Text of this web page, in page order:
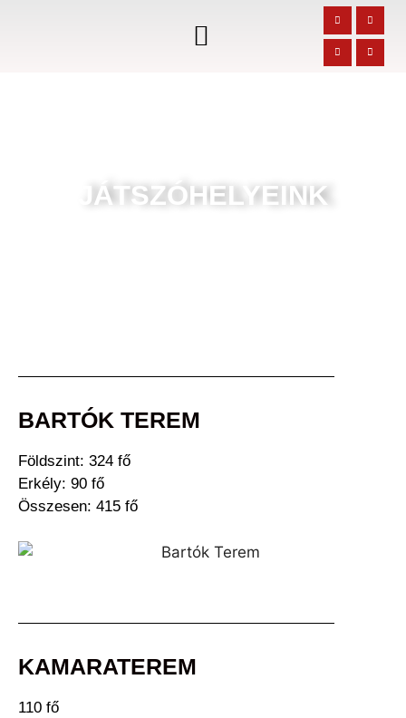
JÁTSZÓHELYEINK
BARTÓK TEREM
Földszint: 324 fő
Erkély: 90 fő
Összesen: 415 fő
KAMARATEREM
110 fő